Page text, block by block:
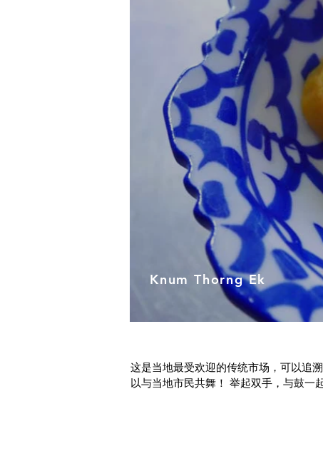
Knum Thorng Ek
这是当地最受欢迎的传统市场，可以追
以与当地市民共舞！ 举起双手，与鼓一